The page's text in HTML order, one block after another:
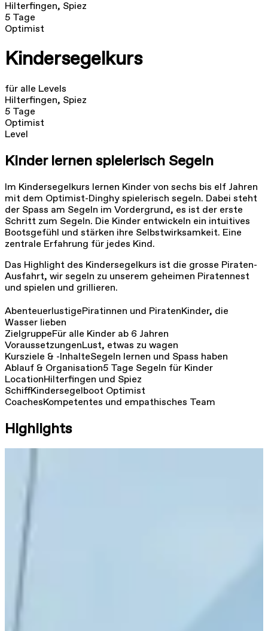
Hilterfingen, Spiez
5 Tage
Optimist
Kindersegelkurs
für alle Levels
Hilterfingen, Spiez
5 Tage
Optimist
Level
Kinder lernen spielerisch Segeln
Im Kindersegelkurs lernen Kinder von sechs bis elf Jahren
mit dem Optimist-Dinghy spielerisch segeln. Dabei steht
der Spass am Segeln im Vordergrund, es ist der erste
Schritt zum Segeln. Die Kinder entwickeln ein intuitives
Bootsgefühl und stärken ihre Selbstwirksamkeit. Eine
zentrale Erfahrung für jedes Kind.
Das Highlight des Kindersegelkurs ist die grosse Piraten-
Ausfahrt, wir segeln zu unserem geheimen Piratennest
und spielen und grillieren.
AbenteuerlustigePiratinnen und PiratenKinder, die
Wasser lieben
ZielgruppeFür alle Kinder ab 6 Jahren
VoraussetzungenLust, etwas zu wagen
Kursziele & -InhalteSegeln lernen und Spass haben
Ablauf & Organisation5 Tage Segeln für Kinder
LocationHilterfingen und Spiez
SchiffKindersegelboot Optimist
CoachesKompetentes und empathisches Team
Highlights